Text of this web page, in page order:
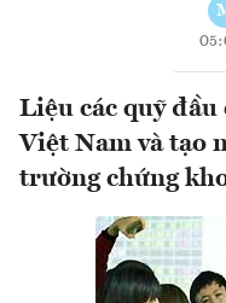
Liệu các quỹ đầu
Việt Nam và tạo
trường chứng